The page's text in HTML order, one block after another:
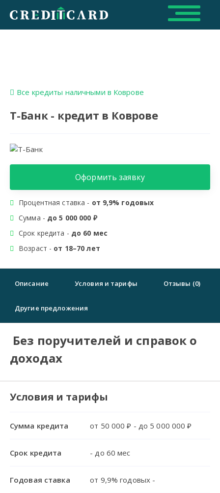
Все кредиты наличными в Коврове
Т-Банк - кредит в Коврове
Оформить заявку
Процентная ставка - от 9,9% годовых
Сумма - до 5 000 000 ₽
Срок кредита - до 60 мес
Возраст - от 18–70 лет
Описание Условия и тарифы Отзывы (0)
Другие предложения
Без поручителей и справок о
доходах
Условия и тарифы
Сумма кредита от 50 000 ₽ - до 5 000 000 ₽
Срок кредита - до 60 мес
Годовая ставка от 9,9% годовых -